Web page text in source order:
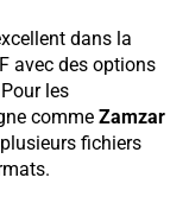
dans la
avec des options
les
comme Zamzar
fichiers